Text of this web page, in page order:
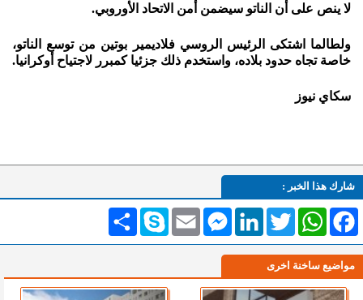
لا ينص على أن الناتو سيضمن أمن الاتحاد الأوروبي.
ولطالما اشتكى الرئيس الروسي فلاديمير بوتين من توسع الناتو،
خاصة تجاه حدود بلاده، واستخدم ذلك جزئيا كمبرر لاجتياح أوكرانيا.
سكاي نيوز
شارك هذا الخبر :
انشر Skype Email
MessengerLinkedInTwitterWhatsAppFacebook
مواضيع ساخنة اخرى